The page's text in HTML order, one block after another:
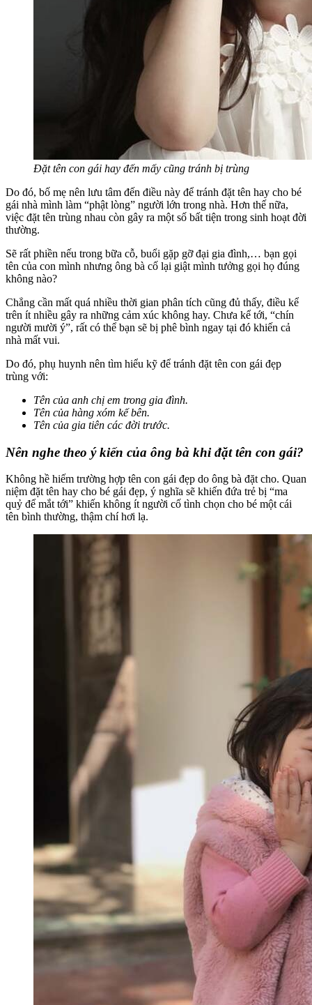
Đặt tên con gái hay đến mấy cũng tránh bị trùng
Do đó, bố mẹ nên lưu tâm đến điều này để tránh đặt tên hay cho bé
gái nhà mình làm “phật lòng” người lớn trong nhà. Hơn thế nữa,
việc đặt tên trùng nhau còn gây ra một số bất tiện trong sinh hoạt đời
thường.
Sẽ rất phiền nếu trong bữa cỗ, buổi gặp gỡ đại gia đình,… bạn gọi
tên của con mình nhưng ông bà cố lại giật mình tưởng gọi họ đúng
không nào?
Chẳng cần mất quá nhiều thời gian phân tích cũng đủ thấy, điều kể
trên ít nhiều gây ra những cảm xúc không hay. Chưa kể tới, “chín
người mười ý”, rất có thể bạn sẽ bị phê bình ngay tại đó khiến cả
nhà mất vui.
Do đó, phụ huynh nên tìm hiểu kỹ để tránh đặt tên con gái đẹp
trùng với:
Tên của anh chị em trong gia đình.
Tên của hàng xóm kế bên.
Tên của gia tiên các đời trước.
Nên nghe theo ý kiến của ông bà khi đặt tên con gái?
Không hề hiếm trường hợp tên con gái đẹp do ông bà đặt cho. Quan
niệm đặt tên hay cho bé gái đẹp, ý nghĩa sẽ khiến đứa trẻ bị “ma
quỷ để mắt tới” khiến không ít người cố tình chọn cho bé một cái
tên bình thường, thậm chí hơi lạ.